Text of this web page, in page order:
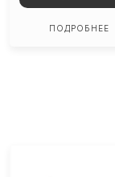
ПОДРОБНЕЕ